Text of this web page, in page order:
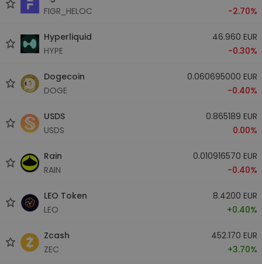
FIGR_HELOC
-2.70%
Hyperliquid
HYPE
46.960 EUR
-0.30%
Dogecoin
DOGE
0.060695000 EUR
-0.40%
USDS
USDS
0.865189 EUR
0.00%
Rain
RAIN
0.010916570 EUR
-0.40%
LEO Token
LEO
8.4200 EUR
+0.40%
Zcash
ZEC
452.170 EUR
+3.70%